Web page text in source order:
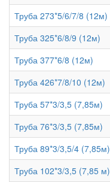
Труба 273*5/6/7/8 (12м)
Труба 325*6/8/9 (12м)
Труба 377*6/8 (12м)
Труба 426*7/8/10 (12м)
Труба 57*3/3,5 (7,85м)
Труба 76*3/3,5 (7,85м)
Труба 89*3/3,5/4 (7,85м)
Труба 102*3/3,5 (7,85 м)